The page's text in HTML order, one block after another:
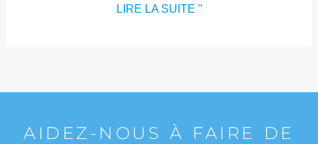
LIRE LA SUITE "
AIDEZ-NOUS À FAIRE DE